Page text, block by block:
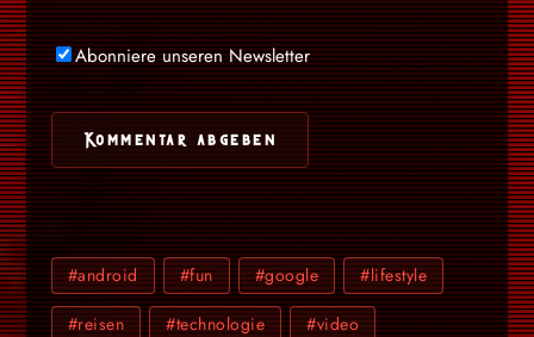
Abonniere unseren Newsletter
#android #fun #google #lifestyle
#reisen #technologie #video